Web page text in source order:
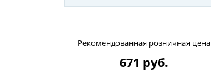
Рекомендованная розничная цена
671 руб.